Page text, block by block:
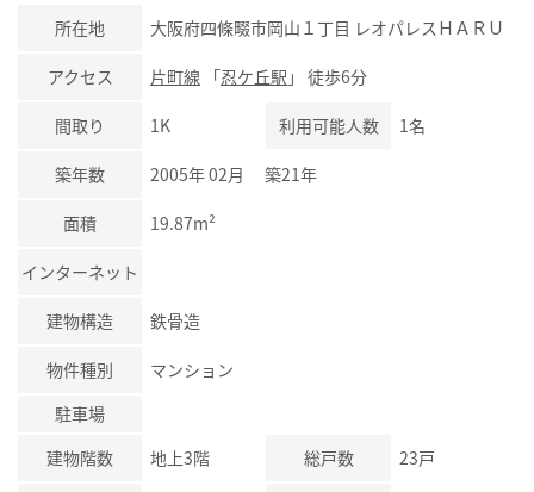
所在地 大阪府四條畷市岡山１丁目 レオパレスＨＡＲＵ
アクセス 片町線 「忍ケ丘駅 」 徒歩6分
間取り 1K 利用可能人数 1名
築年数 2005年 02月 築21年
面積 19.87m²
インターネット
建物構造 鉄骨造
物件種別
マンション
駐車場
建物階数
地上3階 総戸数 23戸